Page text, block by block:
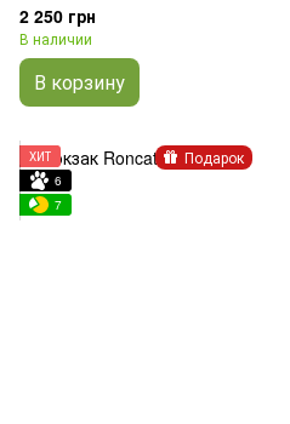
2 250 грн
В наличии
В корзину
Подарок
ХИТ
6
7